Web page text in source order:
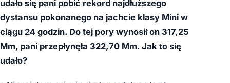
udało się pani pobić rekord najdłuższego
dystansu pokonanego na jachcie klasy Mini w
ciągu 24 godzin. Do tej pory wynosił on 317,25
Mm, pani przepłynęła 322,70 Mm. Jak to się
udało?